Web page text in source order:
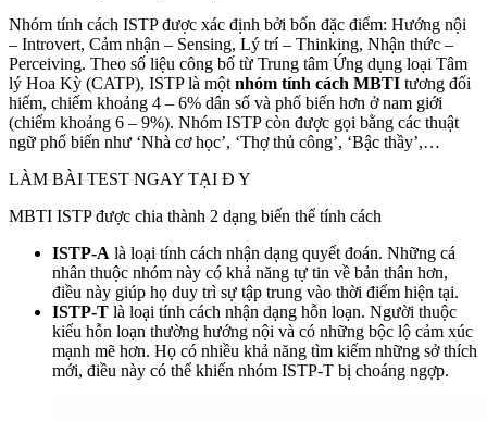
Nhóm tính cách ISTP được xác định bởi bốn đặc điểm: Hướng nội
– Introvert, Cảm nhận – Sensing, Lý trí – Thinking, Nhận thức –
Perceiving. Theo số liệu công bố từ Trung tâm Ứng dụng loại Tâm
lý Hoa Kỳ (CATP), ISTP là một nhóm tính cách MBTI tương đối
hiếm, chiếm khoảng 4 – 6% dân số và phổ biến hơn ở nam giới
(chiếm khoảng 6 – 9%). Nhóm ISTP còn được gọi bằng các thuật
ngữ phổ biến như ‘Nhà cơ học’, ‘Thợ thủ công’, ‘Bậc thầy’,…
LÀM BÀI TEST NGAY TẠI Đ Y
MBTI ISTP được chia thành 2 dạng biến thể tính cách
ISTP-A là loại tính cách nhận dạng quyết đoán. Những cá
nhân thuộc nhóm này có khả năng tự tin về bản thân hơn,
điều này giúp họ duy trì sự tập trung vào thời điểm hiện tại.
ISTP-T là loại tính cách nhận dạng hỗn loạn. Người thuộc
kiểu hỗn loạn thường hướng nội và có những bộc lộ cảm xúc
mạnh mẽ hơn. Họ có nhiều khả năng tìm kiếm những sở thích
mới, điều này có thể khiến nhóm ISTP-T bị choáng ngợp.